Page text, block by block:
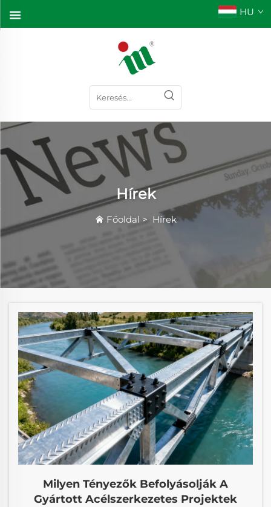
HU
Hírek
Főoldal > Hírek
Milyen Tényezők Befolyásolják A
Gyártott Acélszerkezetes Projektek